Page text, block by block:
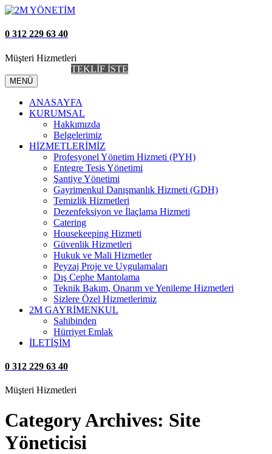
0 312 229 63 40
Müşteri Hizmetleri
TEKLİF İSTE
MENÜ
ANASAYFA
KURUMSAL
Hakkımızda
Belgelerimiz
HİZMETLERİMİZ
Profesyonel Yönetim Hizmeti (PYH)
Entegre Tesis Yönetimi
Şantiye Yönetimi
Gayrimenkul Danışmanlık Hizmeti (GDH)
Temizlik Hizmetleri
Dezenfeksiyon ve İlaçlama Hizmeti
Catering
Housekeeping Hizmeti
Güvenlik Hizmetleri
Hukuk ve Mali Hizmetler
Peyzaj Proje ve Uygulamaları
Dış Cephe Mantolama
Teknik Bakım, Onarım ve Yenileme Hizmetleri
Sizlere Özel Hizmetlerimiz
2M GAYRİMENKUL
Sahibinden
Hürriyet Emlak
İLETİŞİM
0 312 229 63 40
Müşteri Hizmetleri
Category Archives: Site
Yöneticisi